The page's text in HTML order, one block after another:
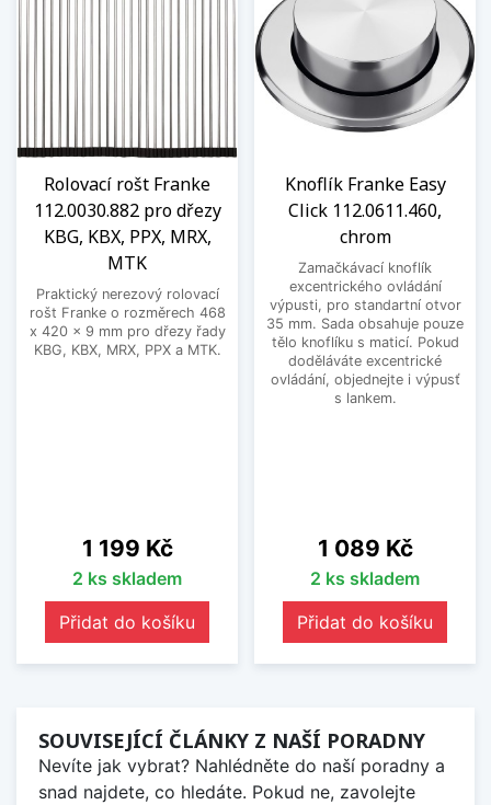
Rolovací rošt Franke
112.0030.882 pro dřezy
KBG, KBX, PPX, MRX,
MTK
Praktický nerezový rolovací
rošt Franke o rozměrech 468
x 420 x 9 mm pro dřezy řady
KBG, KBX, MRX, PPX a MTK.
Cena
1 199 Kč
2 ks skladem
Přidat do košíku
Knoflík Franke Easy
Click 112.0611.460,
chrom
Zamačkávací knoflík
excentrického ovládání
výpusti, pro standartní otvor
35 mm. Sada obsahuje pouze
tělo knoflíku s maticí. Pokud
doděláváte excentrické
ovládání, objednejte i výpusť
s lankem.
Cena
1 089 Kč
2 ks skladem
Přidat do košíku
SOUVISEJÍCÍ ČLÁNKY Z NAŠÍ PORADNY
Nevíte jak vybrat? Nahlédněte do naší poradny a
snad najdete, co hledáte. Pokud ne, zavolejte